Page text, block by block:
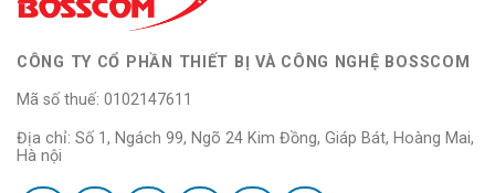
CÔNG TY CỔ PHẦN THIẾT BỊ VÀ CÔNG NGHỆ BOSSCOM
Mã số thuế: 0102147611
Địa chỉ: Số 1, Ngách 99, Ngõ 24 Kim Đồng, Giáp Bát, Hoàng Mai,
Hà nội